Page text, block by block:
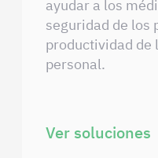
ayudar a los
seguridad de los
productividad de
personal.
Ver soluciones